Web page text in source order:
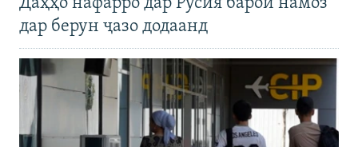
дар берун ҷазо додаанд